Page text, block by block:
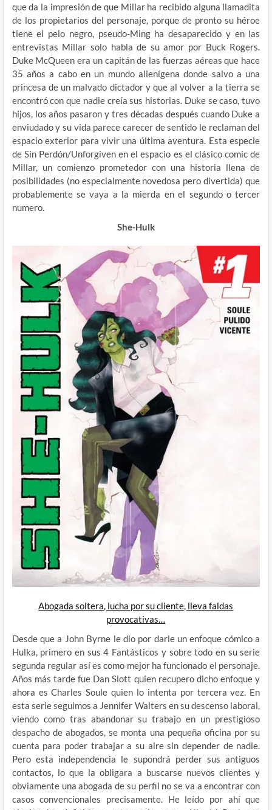
que da la impresión de que Millar ha recibido alguna llamadita
de los propietarios del personaje, porque de pronto su héroe
tiene el pelo negro, pseudo-Ming ha desaparecido y en las
entrevistas Millar solo habla de su amor por Buck Rogers.
Duke McQueen era un capitán de las fuerzas aéreas que hace
35 años a cabo en un mundo alienígena donde salvo a una
princesa de un malvado dictador y que al volver a la tierra se
encontró con que nadie creía sus historias. Duke se caso, tuvo
hijos, los años pasaron y tres décadas después cuando Duke a
enviudado y su vida parece carecer de sentido le reclaman del
espacio exterior para vivir una última aventura. Esta especie
de Sin Perdón/Unforgiven en el espacio es el clásico comic de
Millar, un comienzo prometedor con una historia llena de
posibilidades (no especialmente novedosa pero divertida) que
probablemente se vaya a la mierda en el segundo o tercer
numero.
She-Hulk
Abogada soltera, lucha por su cliente, lleva faldas
provocativas…
Desde que a John Byrne le dio por darle un enfoque cómico a
Hulka, primero en sus 4 Fantásticos y sobre todo en su serie
segunda regular así es como mejor ha funcionado el personaje.
Años más tarde fue Dan Slott quien recupero dicho enfoque y
ahora es Charles Soule quien lo intenta por tercera vez. En
esta serie seguimos a Jennifer Walters en su descenso laboral,
viendo como tras abandonar su trabajo en un prestigioso
despacho de abogados, se monta una pequeña oficina por su
cuenta para poder trabajar a su aire sin depender de nadie.
Pero esta independencia le supondrá perder sus antiguos
contactos, lo que la obligara a buscarse nuevos clientes y
obviamente una abogada de su perfil no se va a encontrar con
casos convencionales precisamente. He leído por ahí que